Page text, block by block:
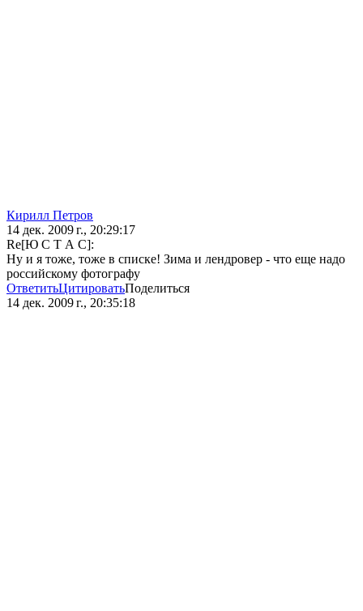
Кирилл Петров
14 дек. 2009 г., 20:29:17
Re[Ю С Т А С]:
Ну и я тоже, тоже в списке! Зима и лендровер - что еще надо
российскому фотографу
ОтветитьЦитироватьПоделиться
14 дек. 2009 г., 20:35:18